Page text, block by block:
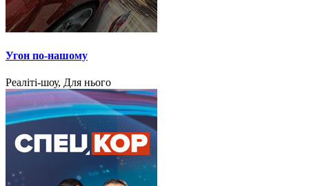
Угон по-нашому
Реаліті-шоу, Для нього